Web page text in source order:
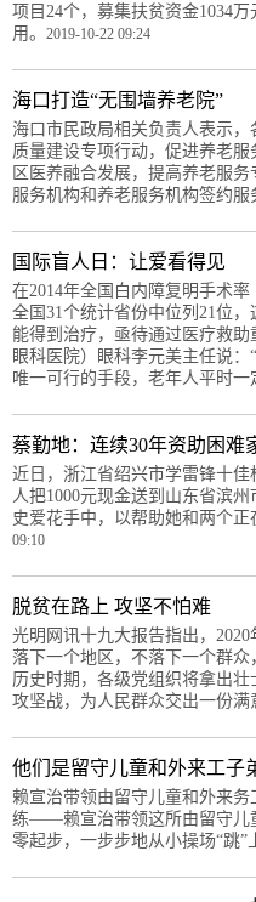
项目24个，募集扶贫资金1034
用。 2019-10-22 09:24
海口打造“无围墙养老院”
海口市民政局相关负责人表示
质量建设专项行动，促进养老
区医养融合发展，提高养老服
服务机构和养老服务机构签约服
国际盲人日：让爱看得见
在2014年全国白内障复明手术
全国31个统计省份中位列21位
能得到治疗，亟待通过医疗救
眼科医院）眼科李元美主任说
唯一可行的手段，老年人平时一
蔡勤地：连续30年资助困难
近日，浙江省绍兴市学雷锋十
人把1000元现金送到山东省滨
史爱花手中，以帮助她和两个正
09:10
脱贫在路上 攻坚不怕难
光明网讯十九大报告指出，
落下一个地区，不落下一个群
历史时期，各级党组织将拿出
攻坚战，为人民群众交出一份满
他们是留守儿童和外来工子
赖宣治带领由留守儿童和外来务
练——赖宣治带领这所由留守儿
零起步，一步步地从小操场“跳”